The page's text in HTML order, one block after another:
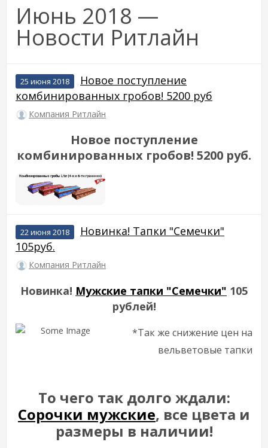
Июнь 2018 —
Новости Ритлайн
25 июня 2018
Новое поступление
комбинированных гробов! 5200 руб
Компания Ритлайн
Новое поступление
комбинированных гробов! 5200 руб.
22 июня 2018
Новинка! Тапки "Семечки"
105руб.
Компания Ритлайн
Новинка! Мужские тапки "Семечки" 105
рублей!
*Так же снижение цен на
вельветовые тапки
То чего так долго ждали:
Сорочки мужские, все цвета и
размеры в наличии!